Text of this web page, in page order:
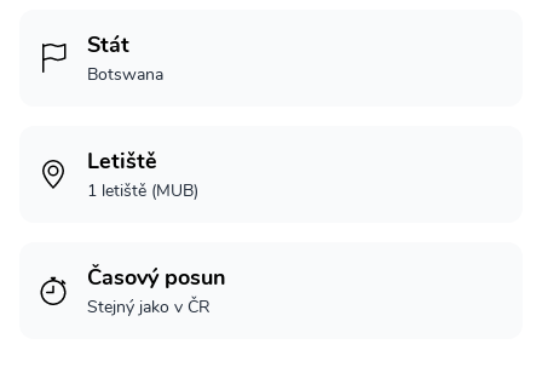
Stát
Botswana
Letiště
1 letiště (MUB)
Časový posun
Stejný jako v ČR